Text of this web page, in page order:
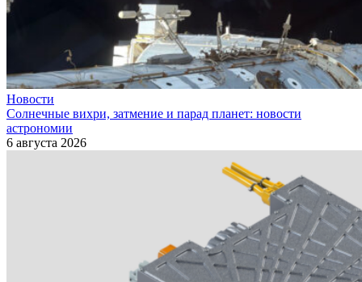
Новости
Солнечные вихри, затмение и парад планет: новости
астрономии
6 августа 2026